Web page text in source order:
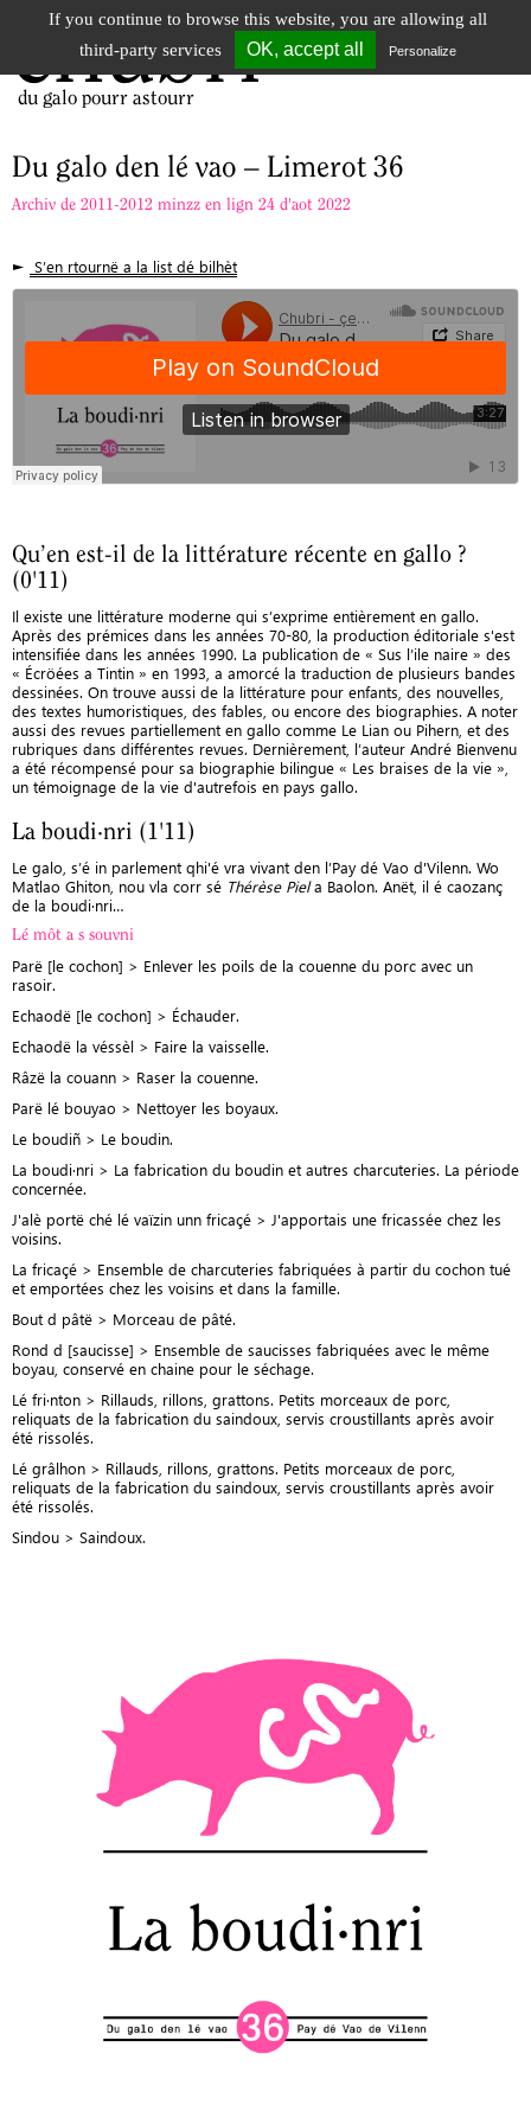
chubri
du galo pourr astourr
Du galo den lé vao – Limerot 36
Archiv de 2011-2012 minzz en lign 24 d'aot 2022
► S’en rtournë a la list dé bilhèt
Qu’en est-il de la littérature récente en gallo ?
(0'11)
Il existe une littérature moderne qui s’exprime entièrement en gallo.
Après des prémices dans les années 70-80, la production éditoriale s'est
intensifiée dans les années 1990. La publication de « Sus l’ile naire » des
« Écröées a Tintin » en 1993, a amorcé la traduction de plusieurs bandes
dessinées. On trouve aussi de la littérature pour enfants, des nouvelles,
des textes humoristiques, des fables, ou encore des biographies. A noter
aussi des revues partiellement en gallo comme Le Lian ou Pihern, et des
rubriques dans différentes revues. Dernièrement, l’auteur André Bienvenu
a été récompensé pour sa biographie bilingue « Les braises de la vie »,
un témoignage de la vie d'autrefois en pays gallo.
La boudi·nri (1'11)
Le galo, s’é in parlement qhi'é vra vivant den l’Pay dé Vao d'Vilenn. Wo
Matlao Ghiton, nou vla corr sé Thérèse Piela Baolon. Anët, il é caozanç
de la boudi·nri…
Lé môt a s souvni
Parë [le cochon] > Enlever les poils de la couenne du porc avec un
rasoir.
Echaodë [le cochon] > Échauder.
Echaodë la véssèl > Faire la vaisselle.
Râzë la couann > Raser la couenne.
Parë lé bouyao > Nettoyer les boyaux.
Le boudiñ > Le boudin.
La boudi·nri > La fabrication du boudin et autres charcuteries. La période
concernée.
J'alè portë ché lé vaïzin unn fricaçé > J'apportais une fricassée chez les
voisins.
La fricaçé > Ensemble de charcuteries fabriquées à partir du cochon tué
et emportées chez les voisins et dans la famille.
Bout d pâtë > Morceau de pâté.
Rond d [saucisse] > Ensemble de saucisses fabriquées avec le même
boyau, conservé en chaine pour le séchage.
Lé fri·nton > Rillauds, rillons, grattons. Petits morceaux de porc,
reliquats de la fabrication du saindoux, servis croustillants après avoir
été rissolés.
Lé grâlhon > Rillauds, rillons, grattons. Petits morceaux de porc,
reliquats de la fabrication du saindoux, servis croustillants après avoir
été rissolés.
Sindou > Saindoux.
If you continue to browse this website, you are allowing all
third-party services
OK, accept all Personalize